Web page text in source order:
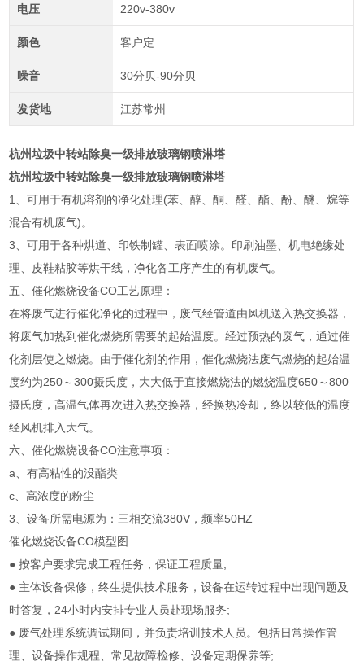
电压 220v-380v
颜色 客户定
噪音 30分贝-90分贝
发货地 江苏常州
杭州垃圾中转站除臭一级排放玻璃钢喷淋塔
杭州垃圾中转站除臭一级排放玻璃钢喷淋塔
1、可用于有机溶剂的净化处理(苯、醇、酮、醛、酯、酚、醚、烷等
混合有机废气)。
3、可用于各种烘道、印铁制罐、表面喷涂。印刷油墨、机电绝缘处
理、皮鞋粘胶等烘干线，净化各工序产生的有机废气。
五、催化燃烧设备CO工艺原理：
在将废气进行催化净化的过程中，废气经管道由风机送入热交换器，
将废气加热到催化燃烧所需要的起始温度。经过预热的废气，通过催
化剂层使之燃烧。由于催化剂的作用，催化燃烧法废气燃烧的起始温
度约为250～300摄氏度，大大低于直接燃烧法的燃烧温度650～800
摄氏度，高温气体再次进入热交换器，经换热冷却，终以较低的温度
经风机排入大气。
六、催化燃烧设备CO注意事项：
a、有高粘性的没酯类
c、高浓度的粉尘
3、设备所需电源为：三相交流380V，频率50HZ
催化燃烧设备CO模型图
● 按客户要求完成工程任务，保证工程质量;
● 主体设备保修，终生提供技术服务，设备在运转过程中出现问题及
时答复，24小时内安排专业人员赴现场服务;
● 废气处理系统调试期间，并负责培训技术人员。包括日常操作管
理、设备操作规程、常见故障检修、设备定期保养等;